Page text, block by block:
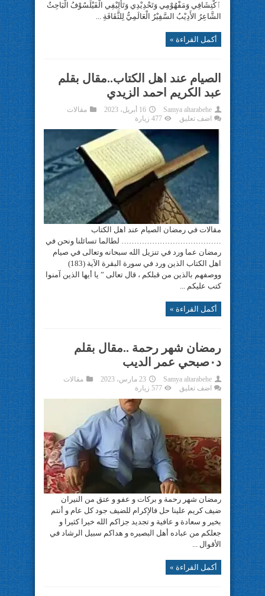
ٱكْتِشَافِي وَمَفْهُوْمِي وَتَحْدِيْدِي وَتَأْلِيْفِي الْفَيْلَسُوْفُ الْبَاحِثُ
الشَّاعِرُ الأَدِيْبُ السَّفِيْرُ الْعَالَمِيُّ لِلثَّقَافَةِ ...
أكمل القراءة »
الصيام عند اهل الكتاب..مقال بقلم
عبد الكريم احمد الزيدي
Samya altarabehe 16 أبريل، 2023
مقالات
اضف تعليق
477 زيارة
مقالات في رمضان الصيام عند اهل الكتاب
………………………………… لطالما تسائلنا ونحن في
رمضان عما ورد في تنزيل الله سبحانه وتعالى في صيام
اهل الكتاب الذين ورد في سورة البقرة الآية (183)
ووصفهم بالذين من قبلكم ، قال تعالى ” يا أيها الذين آمنوا
كتب عليكم ...
أكمل القراءة »
رمضان شهر رحمة ..مقال بقلم
د٠صبحي عمر الديب
Samya altarabehe 23 مارس، 2023
مقالات
اضف تعليق
577 زيارة
رمضان شهر رحمة و بركات و عفو و عتق من النيران
ضيف كريم علينا حل فالإكرام للضيف جود كل عام و أنتم
بخير و سعادة و عافية و تجديد جزاكم الله خيرا كثيرا و
جعلكم من عباده أهل البصيره و هداكم سبيل الرشاد في
الأقوال ...
أكمل القراءة »